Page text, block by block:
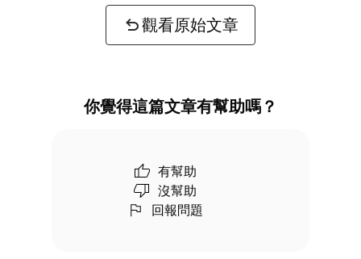
觀看原始文章
你覺得這篇文章有幫助嗎？
有幫助
沒幫助
回報問題